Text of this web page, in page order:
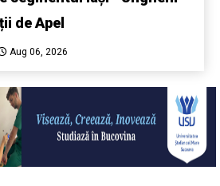
de Apel
Aug 06, 2026